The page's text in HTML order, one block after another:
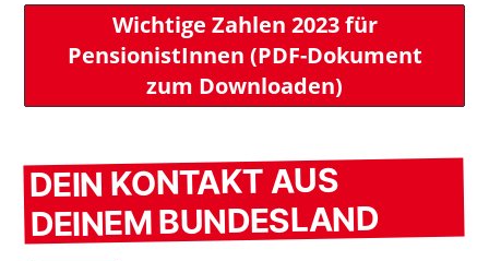
Wichtige Zahlen 2023 für
PensionistInnen (PDF-Dokument
zum Downloaden)
DEIN KONTAKT AUS
DEINEM BUNDESLAND